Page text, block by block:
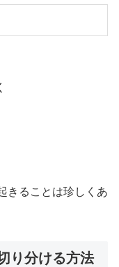
きることは珍しくあ
り分ける方法